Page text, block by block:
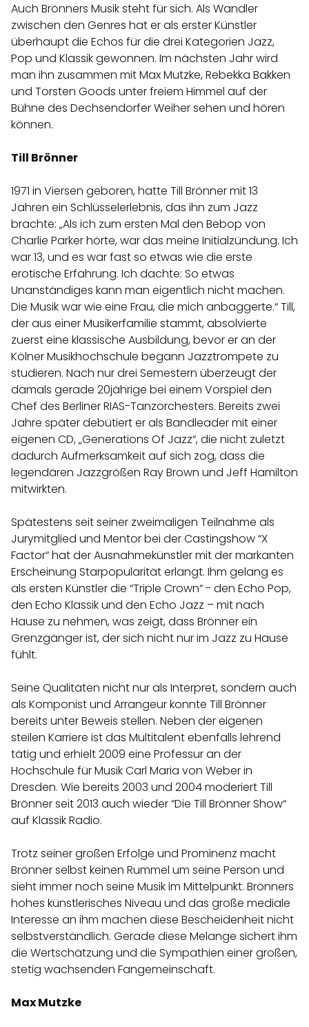
Auch Brönners Musik steht für sich. Als Wandler
zwischen den Genres hat er als erster Künstler
überhaupt die Echos für die drei Kategorien Jazz,
Pop und Klassik gewonnen. Im nächsten Jahr wird
man ihn zusammen mit Max Mutzke, Rebekka Bakken
und Torsten Goods unter freiem Himmel auf der
Bühne des Dechsendorfer Weiher sehen und hören
können.
Till Brönner
1971 in Viersen geboren, hatte Till Brönner mit 13
Jahren ein Schlüsselerlebnis, das ihn zum Jazz
brachte: „Als ich zum ersten Mal den Bebop von
Charlie Parker hörte, war das meine Initialzündung. Ich
war 13, und es war fast so etwas wie die erste
erotische Erfahrung. Ich dachte: So etwas
Unanständiges kann man eigentlich nicht machen.
Die Musik war wie eine Frau, die mich anbaggerte.“ Till,
der aus einer Musikerfamilie stammt, absolvierte
zuerst eine klassische Ausbildung, bevor er an der
Kölner Musikhochschule begann Jazztrompete zu
studieren. Nach nur drei Semestern überzeugt der
damals gerade 20jährige bei einem Vorspiel den
Chef des Berliner RIAS-Tanzorchesters. Bereits zwei
Jahre später debütiert er als Bandleader mit einer
eigenen CD, „Generations Of Jazz“, die nicht zuletzt
dadurch Aufmerksamkeit auf sich zog, dass die
legendären Jazzgrößen Ray Brown und Jeff Hamilton
mitwirkten.
Spätestens seit seiner zweimaligen Teilnahme als
Jurymitglied und Mentor bei der Castingshow “X
Factor“ hat der Ausnahmekünstler mit der markanten
Erscheinung Starpopularität erlangt. Ihm gelang es
als ersten Künstler die “Triple Crown“ - den Echo Pop,
den Echo Klassik und den Echo Jazz – mit nach
Hause zu nehmen, was zeigt, dass Brönner ein
Grenzgänger ist, der sich nicht nur im Jazz zu Hause
fühlt.
Seine Qualitäten nicht nur als Interpret, sondern auch
als Komponist und Arrangeur konnte Till Brönner
bereits unter Beweis stellen. Neben der eigenen
steilen Karriere ist das Multitalent ebenfalls lehrend
tätig und erhielt 2009 eine Professur an der
Hochschule für Musik Carl Maria von Weber in
Dresden. Wie bereits 2003 und 2004 moderiert Till
Brönner seit 2013 auch wieder “Die Till Brönner Show“
auf Klassik Radio.
Trotz seiner großen Erfolge und Prominenz macht
Brönner selbst keinen Rummel um seine Person und
sieht immer noch seine Musik im Mittelpunkt. Brönners
hohes künstlerisches Niveau und das große mediale
Interesse an ihm machen diese Bescheidenheit nicht
selbstverständlich. Gerade diese Melange sichert ihm
die Wertschätzung und die Sympathien einer großen,
stetig wachsenden Fangemeinschaft.
Max Mutzke